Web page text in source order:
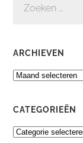
NAAR:
ARCHIEVEN
ARCHIEVEN
CATEGORIEËN
CATEGORIEËN